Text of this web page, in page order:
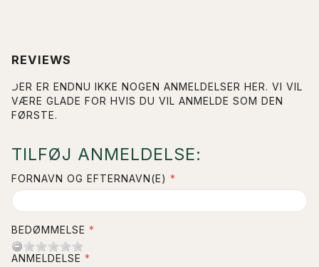
REVIEWS
DER ER ENDNU IKKE NOGEN ANMELDELSER HER. VI VIL
VÆRE GLADE FOR HVIS DU VIL ANMELDE SOM DEN
FØRSTE.
TILFØJ ANMELDELSE:
FORNAVN OG EFTERNAVN(E)
BEDØMMELSE
ANMELDELSE